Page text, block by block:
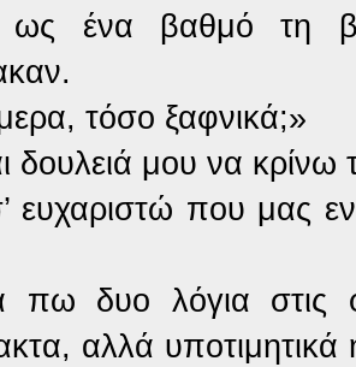
ως ένα βαθμό τη
τόσο ξαφνικά;»
δουλειά μου να
ευχαριστώ που μας
δυο λόγια στις
αλλά υποτιμητικά